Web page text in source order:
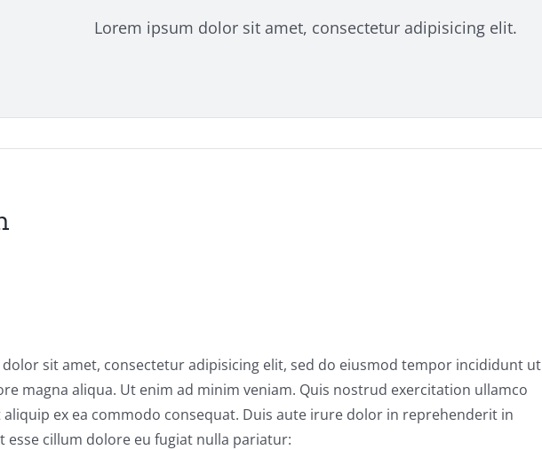
Lorem ipsum dolor sit amet, consectetur adipisicing elit.
sit amet, consectetur adipisicing elit, sed do eiusmod tempor incididunt ut
magna aliqua. Ut enim ad minim veniam. Quis nostrud exercitation ullamco
ex ea commodo consequat. Duis aute irure dolor in reprehenderit in
esse cillum dolore eu fugiat nulla pariatur: